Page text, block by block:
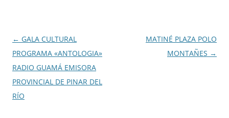
Navegación
de
entradas
← GALA CULTURAL
PROGRAMA «ANTOLOGIA»
RADIO GUAMÁ EMISORA
PROVINCIAL DE PINAR DEL
RÍO
MATINÉ PLAZA POLO
MONTAÑES →